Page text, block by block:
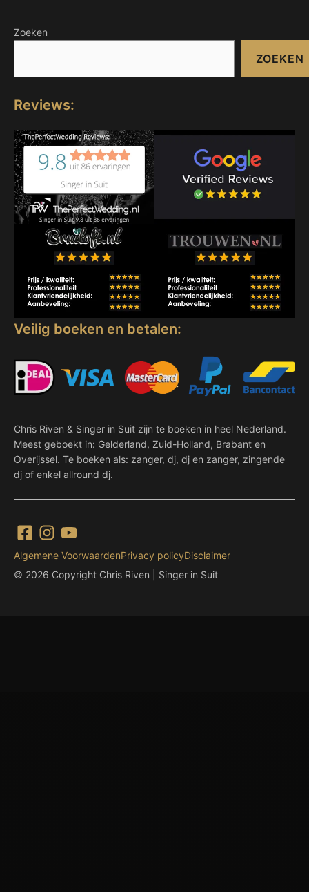
Zoeken
ZOEKEN
Reviews:
Veilig boeken en betalen:
Chris Riven & Singer in Suit zijn te boeken in heel Nederland.
Meest geboekt in: Gelderland, Zuid-Holland, Brabant en
Overijssel. Te boeken als: zanger, dj, dj en zanger, zingende
dj of enkel allround dj.
© 2026 Copyright Chris Riven | Singer in Suit
Algemene VoorwaardenPrivacy policyDisclaimer